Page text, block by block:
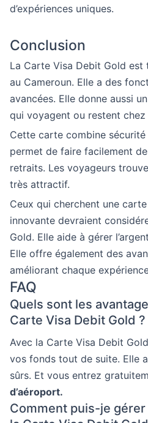
d’expériences uniques.
Conclusion
La Carte Visa Debit Gold est
au Cameroun. Elle a des
avancées. Elle donne aussi
qui voyagent ou restent chez
Cette carte combine sécurité
permet de faire facilement
retraits. Les voyageurs
très attractif.
Ceux qui cherchent une
innovante devraient
Gold. Elle aide à gérer
Elle offre également des
améliorant chaque
FAQ
Quels sont les
Carte Visa Debit Gold ?
Avec la Carte Visa Debit
vos fonds tout de suite. Elle
sûrs. Et vous entrez
d’aéroport.
Comment puis-je